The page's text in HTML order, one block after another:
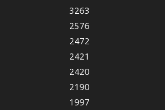
3263
2576
2472
2421
2420
2190
1997